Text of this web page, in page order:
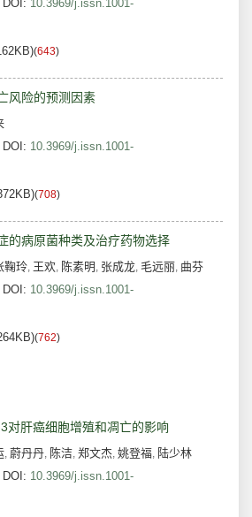
DOI: 10.3969/j.issn.1001-
(643)
风险的预测因素
DOI: 10.3969/j.issn.1001-
(708)
的病原菌种类及治疗药物选择
鞠玲, 王欢, 陈素明 , 张成龙, 毛远丽, 曲芬
DOI: 10.3969/j.issn.1001-
(762)
对肝癌细胞增殖和凋亡的影响
, 蔚丹丹, 陈洁, 郑文杰, 姚登福, 陆少林
DOI: 10.3969/j.issn.1001-